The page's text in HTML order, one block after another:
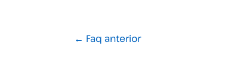
← Faq anterior